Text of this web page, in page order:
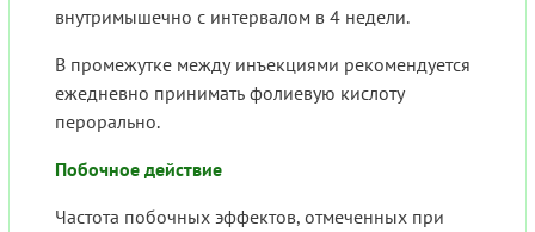
внутримышечно с интервалом в 4 недели.
В промежутке между инъекциями рекомендуется
ежедневно принимать фолиевую кислоту
перорально.
Побочное действие
Частота побочных эффектов, отмеченных при